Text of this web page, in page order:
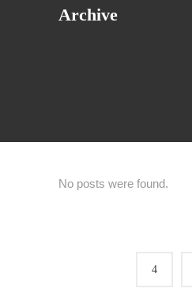
Archive
No posts were found.